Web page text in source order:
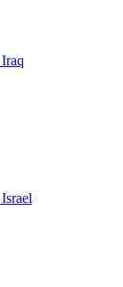
Iraq
Israel